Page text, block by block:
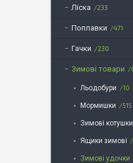
Ліска 233
Поплавки 471
Гачки 230
Зимові товари
Льодобури 10
Мормишки 515
Зимові котушки
Ящики зимові
Зимові удочки